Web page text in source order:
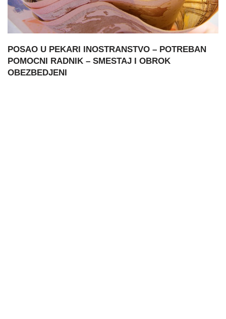
POSAO U PEKARI INOSTRANSTVO – POTREBAN
POMOCNI RADNIK – SMESTAJ I OBROK
OBEZBEDJENI